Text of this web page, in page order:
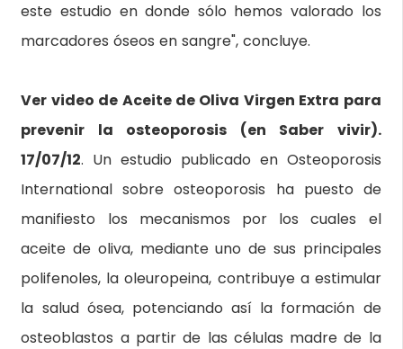
este estudio en donde sólo hemos valorado los
marcadores óseos en sangre", concluye.
Ver video de Aceite de Oliva Virgen Extra para
prevenir la osteoporosis (en Saber vivir).
17/07/12. Un estudio publicado en Osteoporosis
International sobre osteoporosis ha puesto de
manifiesto los mecanismos por los cuales el
aceite de oliva, mediante uno de sus principales
polifenoles, la oleuropeina, contribuye a estimular
la salud ósea, potenciando así la formación de
osteoblastos a partir de las células madre de la